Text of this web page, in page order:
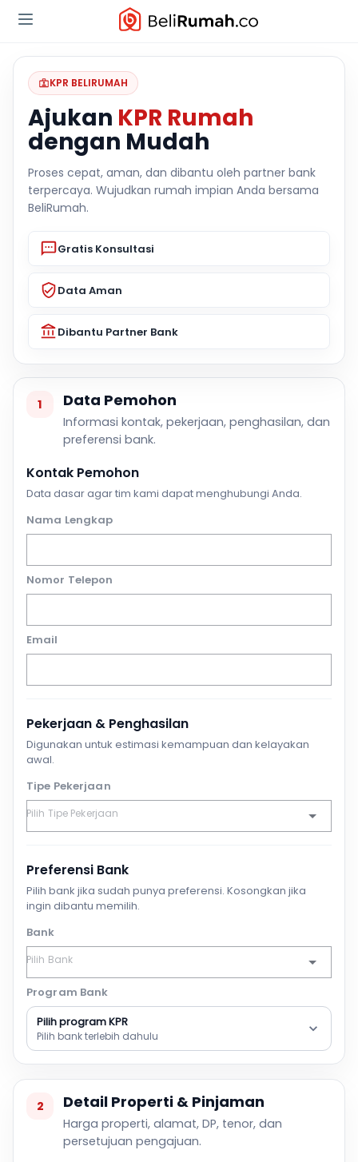
KPR BELIRUMAH
Ajukan KPR Rumah
dengan Mudah
Proses cepat, aman, dan dibantu oleh partner bank
terpercaya. Wujudkan rumah impian Anda bersama
BeliRumah.
Gratis Konsultasi
Data Aman
Dibantu Partner Bank
1 Data Pemohon
Informasi kontak, pekerjaan, penghasilan, dan
preferensi bank.
Kontak Pemohon
Data dasar agar tim kami dapat menghubungi Anda.
Nama Lengkap
Nomor Telepon
Email
Pekerjaan & Penghasilan
Digunakan untuk estimasi kemampuan dan kelayakan
awal.
Tipe Pekerjaan
Preferensi Bank
Pilih bank jika sudah punya preferensi. Kosongkan jika
ingin dibantu memilih.
Bank
Program Bank
Pilih program KPR
Pilih bank terlebih dahulu
2 Detail Properti & Pinjaman
Harga properti, alamat, DP, tenor, dan
persetujuan pengajuan.